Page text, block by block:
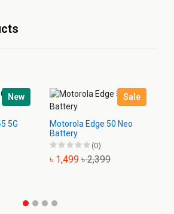
New
5G
Sale
Motorola Edge 50 Neo
Battery
(0)
৳ 1,499 ৳ 2,399